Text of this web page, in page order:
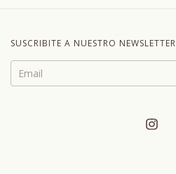
SUSCRIBITE A NUESTRO NEWSLETTER